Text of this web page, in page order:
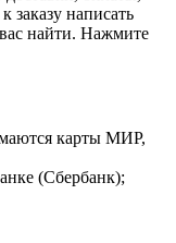
заказу написать
найти. Нажмите
карты МИР,
(Сбербанк);